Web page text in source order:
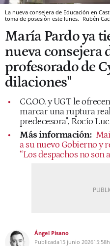
La nueva consejera de Educación en
toma de posesión este lunes. Rubén
María Pardo ya
nueva consejera
profesorado de
dilaciones"
CC.OO. y UGT le
marcar una ruptura
predecesora", Rocío
Más información:
a su nuevo Gobierno y
“Los despachos no son
Ángel Pisano
Publicada15 junio 202615:58h